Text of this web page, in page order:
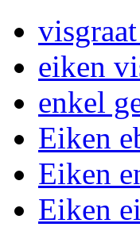
eiken
enkel
Eiken
Eiken
Eiken